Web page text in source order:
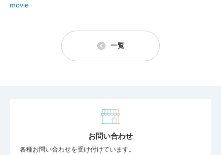
movie
一覧
お問い合わせ
各種お問い合わせを受け付けています。